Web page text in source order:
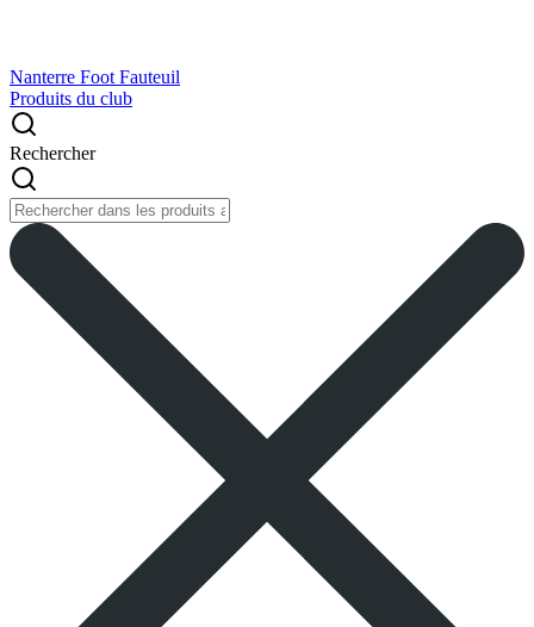
Nanterre Foot Fauteuil
Produits du club
Rechercher